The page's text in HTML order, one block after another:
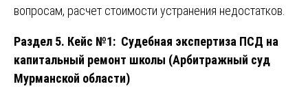
вопросам, расчет стоимости устранения недостатков.
Раздел 5. Кейс №1: Судебная экспертиза ПСД на
капитальный ремонт школы (Арбитражный суд
Мурманской области)